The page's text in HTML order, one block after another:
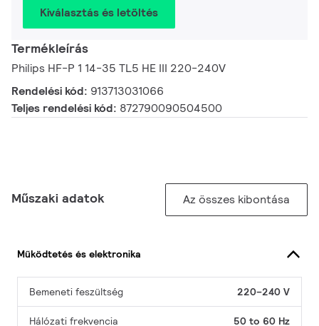
Kiválasztás és letöltés
Termékleírás
Philips HF-P 1 14-35 TL5 HE III 220-240V
Rendelési kód: 913713031066
Teljes rendelési kód: 872790090504500
Műszaki adatok Az összes kibontása
Működtetés és elektronika
Bemeneti feszültség 220–240 V
Hálózati frekvencia 50 to 60 Hz